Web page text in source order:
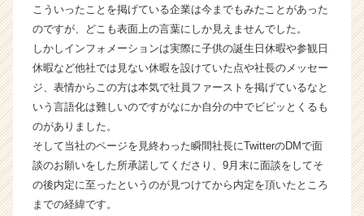
活
サ
イ
ア
キ
リ
ア
（C
こういったことを掲げている企業は今までもみたことがあった
のですが、どこも表面上の言葉にしか見えませんでした。
しかしインフォメーションは実際に子供の誕生日休暇や参観日
休暇など他社では見ない休暇を設けていた点や社長のメッセー
ジ、表情からこの方は本気で社員ファーストを掲げているなと
いう言語化は難しいのですがなにか自分の中でビビッとくるも
のがありました。
そして当社のページを見終わった瞬間社長にTwitterのDMで面
談のお願いをした所承諾してくださり、9月末に面談をしてそ
の後内定に至ったというのが見つけてから内定を頂いたところ
までの経緯です。